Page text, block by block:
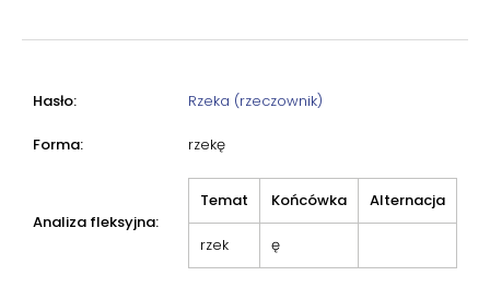
Hasło: Rzeka (rzeczownik)
Forma: rzekę
Analiza fleksyjna:
Temat Końcówka Alternacja
rzek ę